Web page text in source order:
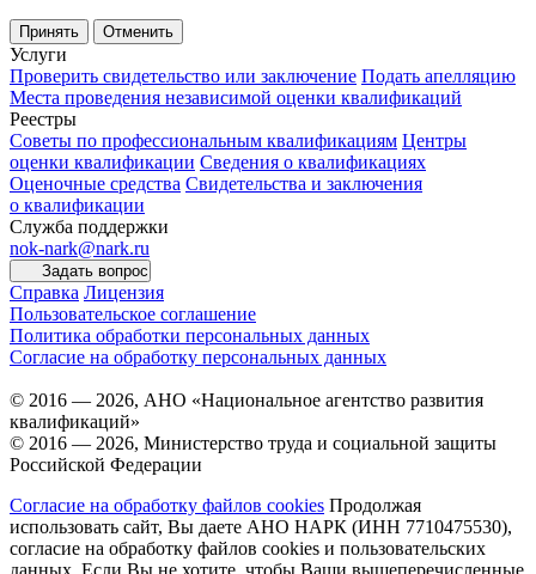
Принять Отменить
Услуги
Проверить свидетельство или заключение Подать апелляцию
Места проведения независимой оценки квалификаций
Реестры
Советы по профессиональным квалификациям Центры
оценки квалификации Сведения о квалификациях
Оценочные средства Свидетельства и заключения
о квалификации
Служба поддержки
nok-nark@nark.ru
Задать вопрос
Справка Лицензия
Пользовательское соглашение
Политика обработки персональных данных
Согласие на обработку персональных данных
© 2016 — 2026, АНО «Национальное агентство развития
квалификаций»
© 2016 — 2026, Министерство труда и социальной защиты
Российской Федерации
Согласие на обработку файлов cookies Продолжая
использовать сайт, Вы даете АНО НАРК (ИНН 7710475530),
согласие на обработку файлов cookies и пользовательских
данных. Если Вы не хотите, чтобы Ваши вышеперечисленные